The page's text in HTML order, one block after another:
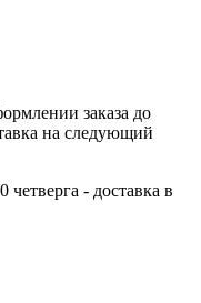
заказа до
на следующий
четверга - доставка в